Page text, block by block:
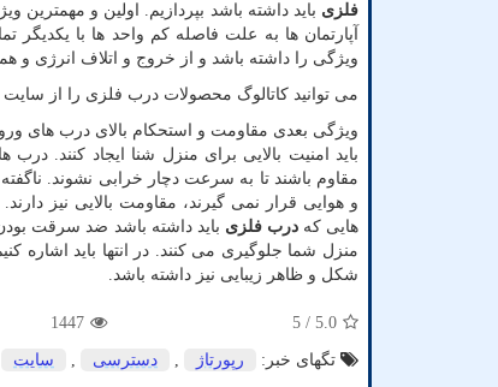
فلزی باید داشته باشد بپردازیم. اولین و
آپارتمان ها به علت فاصله کم واحد ها با
ویژگی را داشته باشد و از خروج و اتلاف انرژی و
می توانید کاتالوگ محصولات درب فلزی را از سایت
ویژگی بعدی مقاومت و استحکام بالای درب های
باید امنیت بالایی برای منزل شنا ایجاد کنند.
مقاوم باشند تا به سرعت دچار خرابی نشوند.
و هوایی قرار نمی گیرند، مقاومت بالایی نیز
هایی کهدرب فلزی باید داشته باشد ضد سرقت
منزل شما جلوگیری می کنند. در انتها باید اشاره
شکل و ظاهر زیبایی نیز داشته باشد.
5.0
/ 5
1447
تگهای خبر:
رپورتاژ دسترسی سایت